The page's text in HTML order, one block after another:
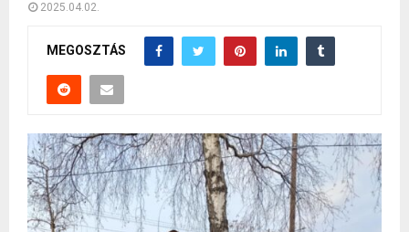
2025.04.02.
MEGOSZTÁS